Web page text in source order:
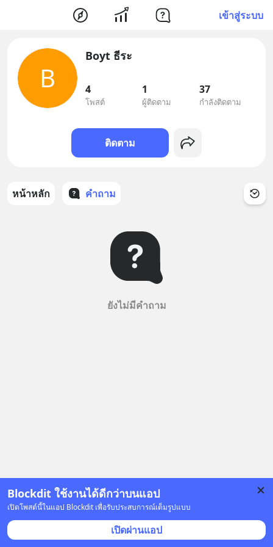
เข้าสู่ระบบ
Blockdit ใช้งานได้ดีกว่าบนแอป
เปิดโพสต์นี้ในแอป Blockdit เพื่อรับประสบการณ์เต็มรูปแบบ
เปิดผ่านแอป
B
Boyt ธีระ
4
โพสต์
1
ผู้ติดตาม
37
กำลังติดตาม
ติดตาม
หน้าหลัก คำถาม
ยังไม่มีคำถาม